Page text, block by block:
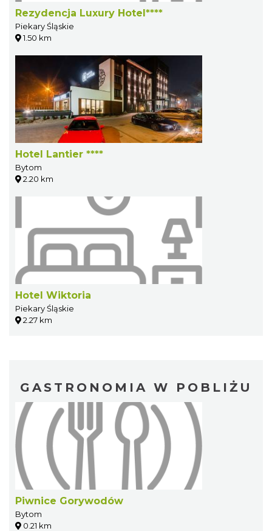
Rezydencja Luxury Hotel****
Piekary Śląskie
1.50 km
Hotel Lantier ****
Bytom
2.20 km
Hotel Wiktoria
Piekary Śląskie
2.27 km
GASTRONOMIA W POBLIŻU
Piwnice Gorywodów
Bytom
0.21 km